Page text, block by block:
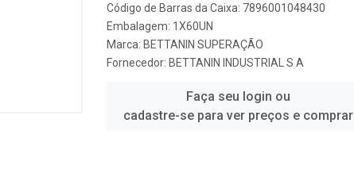
Código de Barras da Caixa: 7896001048430
Embalagem: 1X60UN
Marca: BETTANIN SUPERAÇÃO
Fornecedor: BETTANIN INDUSTRIAL S A
Faça seu login ou
cadastre-se para ver preços e comprar